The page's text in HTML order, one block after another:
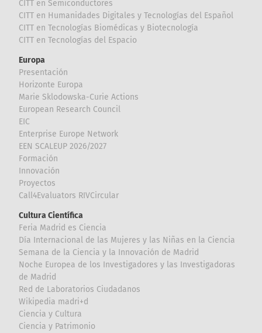
CITT en Semiconductores
CITT en Humanidades Digitales y Tecnologías del Español
CITT en Tecnologías Biomédicas y Biotecnología
CITT en Tecnologías del Espacio
Europa
Presentación
Horizonte Europa
Marie Sklodowska-Curie Actions
European Research Council
EIC
Enterprise Europe Network
EEN SCALEUP 2026/2027
Formación
Innovación
Proyectos
Call4Evaluators RIVCircular
Cultura Científica
Feria Madrid es Ciencia
Día Internacional de las Mujeres y las Niñas en la Ciencia
Semana de la Ciencia y la Innovación de Madrid
Noche Europea de los Investigadores y las Investigadoras
de Madrid
Red de Laboratorios Ciudadanos
Wikipedia madri+d
Ciencia y Cultura
Ciencia y Patrimonio